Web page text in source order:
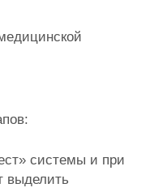
системы и при
выделить